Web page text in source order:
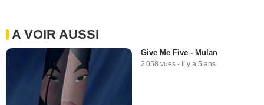
A VOIR AUSSI
Give Me Five - Mulan
2 058 vues - Il y a 5 ans